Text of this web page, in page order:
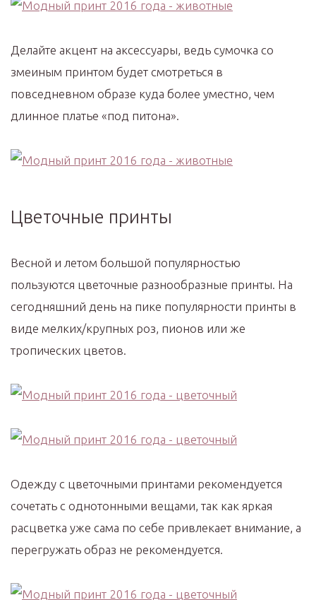
Делайте акцент на аксессуары, ведь сумочка со
змеиным принтом будет смотреться в
повседневном образе куда более уместно, чем
длинное платье «под питона».
Цветочные принты
Весной и летом большой популярностью
пользуются цветочные разнообразные принты. На
сегодняшний день на пике популярности принты в
виде мелких/крупных роз, пионов или же
тропических цветов.
Одежду с цветочными принтами рекомендуется
сочетать с однотонными вещами, так как яркая
расцветка уже сама по себе привлекает внимание, а
перегружать образ не рекомендуется.